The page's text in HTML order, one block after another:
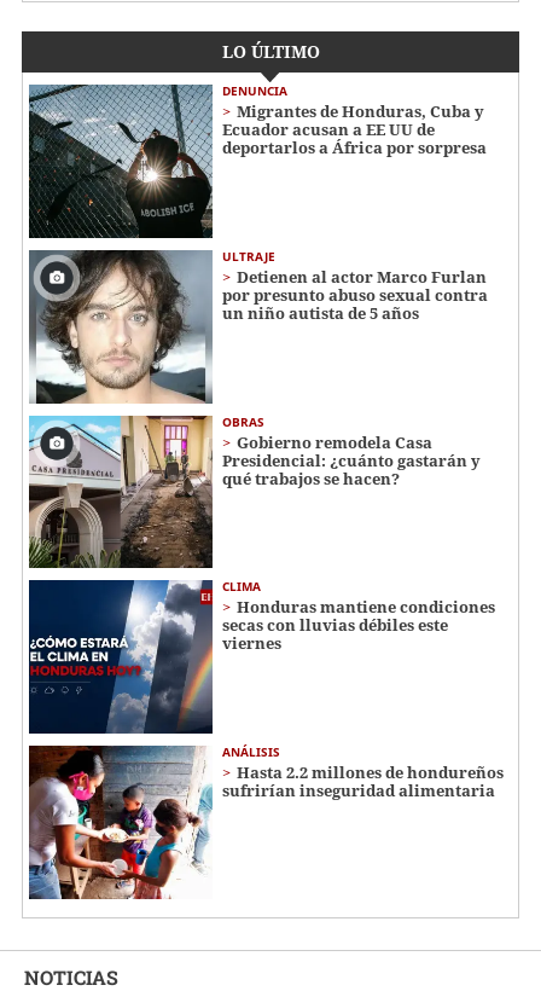
LO ÚLTIMO
DENUNCIA
Migrantes de Honduras, Cuba y
Ecuador acusan a EE UU de
deportarlos a África por sorpresa
ULTRAJE
Detienen al actor Marco Furlan
por presunto abuso sexual contra
un niño autista de 5 años
OBRAS
Gobierno remodela Casa
Presidencial: ¿cuánto gastarán y
qué trabajos se hacen?
CLIMA
Honduras mantiene condiciones
secas con lluvias débiles este
viernes
ANÁLISIS
Hasta 2.2 millones de hondureños
sufrirían inseguridad alimentaria
NOTICIAS